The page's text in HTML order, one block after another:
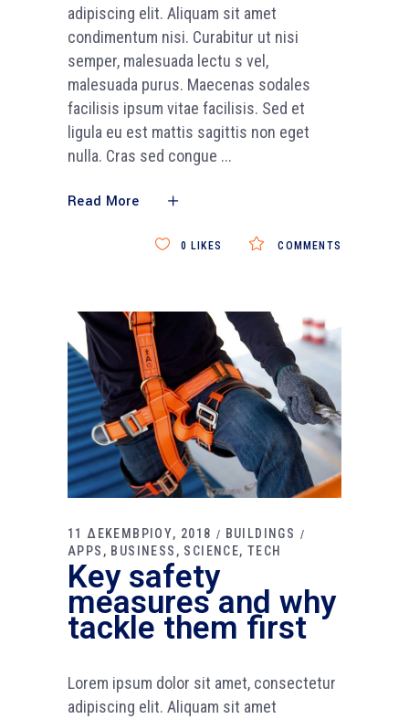
adipiscing elit. Aliquam sit amet
condimentum nisi. Curabitur ut nisi
semper, malesuada lectu s vel,
malesuada purus. Maecenas sodales
facilisis ipsum vitae facilisis. Sed et
ligula eu est mattis sagittis non eget
nulla. Cras sed congue
Read More
COMMENTS
0 LIKES
11 ΔΕΚΕΜΒΡΙΟΥ, 2018
BUILDINGS
APPS
BUSINESS SCIENCE TECH
Key safety
measures and why
tackle them first
Lorem ipsum dolor sit amet, consectetur
adipiscing elit. Aliquam sit amet